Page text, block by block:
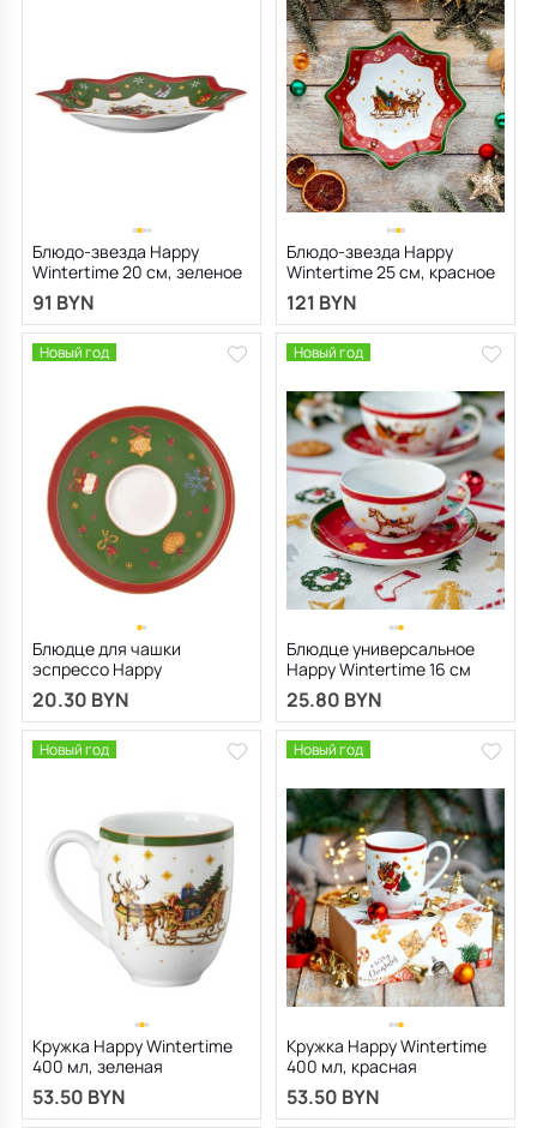
Блюдо-звезда Happy
Wintertime 20 см, зеленое
91 BYN
Блюдо-звезда Happy
Wintertime 25 см, красное
121 BYN
Новый год
Блюдце для чашки
эспрессо Happy
Wintertime 12 см
20.30 BYN
Новый год
Блюдце универсальное
Happy Wintertime 16 см
25.80 BYN
Новый год
Кружка Happy Wintertime
400 мл, зеленая
53.50 BYN
Новый год
Кружка Happy Wintertime
400 мл, красная
53.50 BYN